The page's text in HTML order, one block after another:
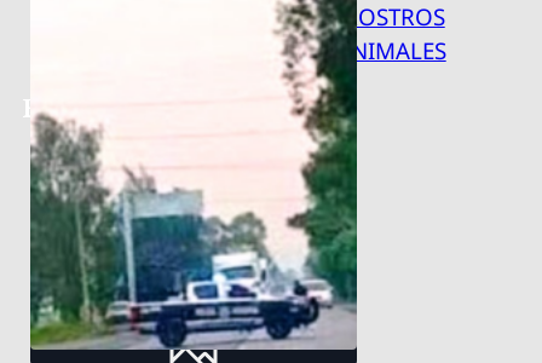
RASTROS Y ROSTROS
VÍNCULOS ANIMALES